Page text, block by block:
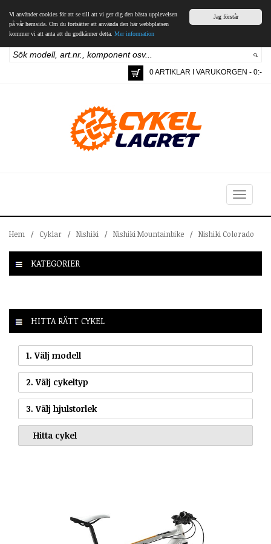
Jag förstår
Vi använder cookies för att se till att vi ger dig den bästa upplevelsen
på vår hemsida. Om du fortsätter att använda den här webbplatsen
kommer vi att anta att du godkänner detta. Mer information
0 ARTIKLAR I VARUKORGEN - 0:-
Toggle
navigation
Hem / Cyklar / Nishiki / Nishiki Mountainbike / Nishiki Colorado
KATEGORIER
HITTA RÄTT CYKEL
1. Välj modell
2. Välj cykeltyp
3. Välj hjulstorlek